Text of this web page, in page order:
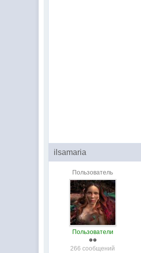
ilsamaria
Пользователь
Пользователи
266 сообщений